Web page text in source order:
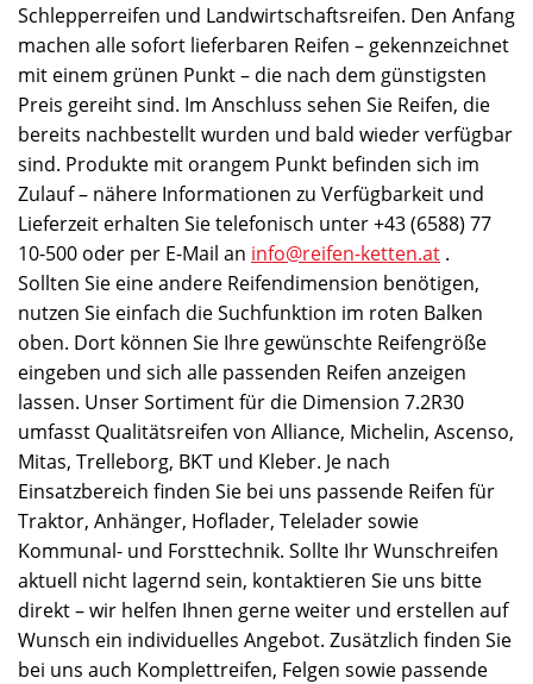
Schlepperreifen und Landwirtschaftsreifen. Den Anfang
machen alle sofort lieferbaren Reifen – gekennzeichnet
mit einem grünen Punkt – die nach dem günstigsten
Preis gereiht sind. Im Anschluss sehen Sie Reifen, die
bereits nachbestellt wurden und bald wieder verfügbar
sind. Produkte mit orangem Punkt befinden sich im
Zulauf – nähere Informationen zu Verfügbarkeit und
Lieferzeit erhalten Sie telefonisch unter +43 (6588) 77
10-500 oder per E-Mail an info@reifen-ketten.at .
Sollten Sie eine andere Reifendimension benötigen,
nutzen Sie einfach die Suchfunktion im roten Balken
oben. Dort können Sie Ihre gewünschte Reifengröße
eingeben und sich alle passenden Reifen anzeigen
lassen. Unser Sortiment für die Dimension 7.2R30
umfasst Qualitätsreifen von Alliance, Michelin, Ascenso,
Mitas, Trelleborg, BKT und Kleber. Je nach
Einsatzbereich finden Sie bei uns passende Reifen für
Traktor, Anhänger, Hoflader, Telelader sowie
Kommunal- und Forsttechnik. Sollte Ihr Wunschreifen
aktuell nicht lagernd sein, kontaktieren Sie uns bitte
direkt – wir helfen Ihnen gerne weiter und erstellen auf
Wunsch ein individuelles Angebot. Zusätzlich finden Sie
bei uns auch Komplettreifen, Felgen sowie passende